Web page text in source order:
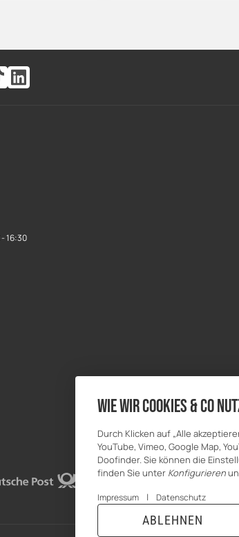
16:30
Wie wir Cookies & Co
Durch Klicken auf „Alle
YouTube, Vimeo, Google Map,
Doofinder. Sie können die
finden Sie unter Konfigurieren
Impressum | Datenschutz
ABLEHNEN